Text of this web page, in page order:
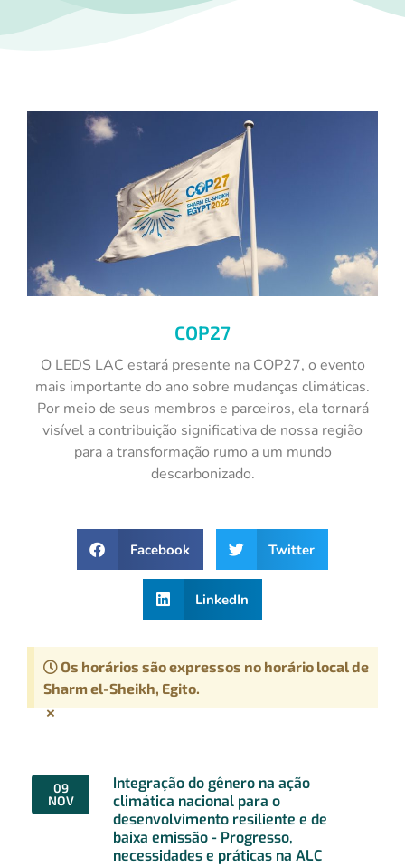
COP27
O LEDS LAC estará presente na COP27, o evento
mais importante do ano sobre mudanças climáticas.
Por meio de seus membros e parceiros, ela tornará
visível a contribuição significativa de nossa região
para a transformação rumo a um mundo
descarbonizado.
Facebook Twitter
LinkedIn
Os horários são expressos no horário local de
Sharm el-Sheikh, Egito.
×
09
NOV
Integração do gênero na ação
climática nacional para o
desenvolvimento resiliente e de
baixa emissão - Progresso,
necessidades e práticas na ALC